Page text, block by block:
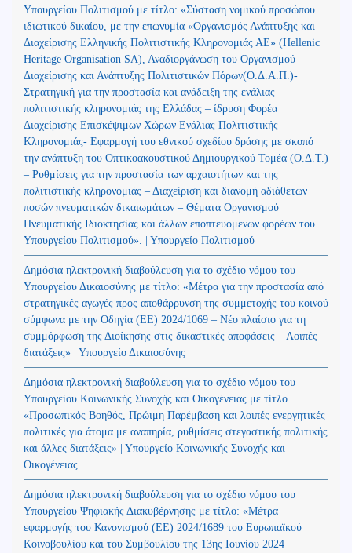
Υπουργείου Πολιτισμού με τίτλο: «Σύσταση νομικού προσώπου
ιδιωτικού δικαίου, με την επωνυμία «Οργανισμός Ανάπτυξης και
Διαχείρισης Ελληνικής Πολιτιστικής Κληρονομιάς ΑΕ» (Hellenic
Heritage Organisation SA), Αναδιοργάνωση του Οργανισμού
Διαχείρισης και Ανάπτυξης Πολιτιστικών Πόρων(Ο.Δ.Α.Π.)-
Στρατηγική για την προστασία και ανάδειξη της ενάλιας
πολιτιστικής κληρονομιάς της Ελλάδας – ίδρυση Φορέα
Διαχείρισης Επισκέψιμων Χώρων Ενάλιας Πολιτιστικής
Κληρονομιάς- Εφαρμογή του εθνικού σχεδίου δράσης με σκοπό
την ανάπτυξη του Οπτικοακουστικού Δημιουργικού Τομέα (Ο.Δ.Τ.)
– Ρυθμίσεις για την προστασία των αρχαιοτήτων και της
πολιτιστικής κληρονομιάς – Διαχείριση και διανομή αδιάθετων
ποσών πνευματικών δικαιωμάτων – Θέματα Οργανισμού
Πνευματικής Ιδιοκτησίας και άλλων εποπτευόμενων φορέων του
Υπουργείου Πολιτισμού». | Υπουργείο Πολιτισμού
Δημόσια ηλεκτρονική διαβούλευση για το σχέδιο νόμου του
Υπουργείου Δικαιοσύνης με τίτλο: «Μέτρα για την προστασία από
στρατηγικές αγωγές προς αποθάρρυνση της συμμετοχής του κοινού
σύμφωνα με την Οδηγία (ΕΕ) 2024/1069 – Νέο πλαίσιο για τη
συμμόρφωση της Διοίκησης στις δικαστικές αποφάσεις – Λοιπές
διατάξεις» | Υπουργείο Δικαιοσύνης
Δημόσια ηλεκτρονική διαβούλευση για το σχέδιο νόμου του
Υπουργείου Κοινωνικής Συνοχής και Οικογένειας με τίτλο
«Προσωπικός Βοηθός, Πρώιμη Παρέμβαση και λοιπές ενεργητικές
πολιτικές για άτομα με αναπηρία, ρυθμίσεις στεγαστικής πολιτικής
και άλλες διατάξεις» | Υπουργείο Κοινωνικής Συνοχής και
Οικογένειας
Δημόσια ηλεκτρονική διαβούλευση για το σχέδιο νόμου του
Υπουργείου Ψηφιακής Διακυβέρνησης με τίτλο: «Μέτρα
εφαρμογής του Κανονισμού (ΕΕ) 2024/1689 του Ευρωπαϊκού
Κοινοβουλίου και του Συμβουλίου της 13ης Ιουνίου 2024